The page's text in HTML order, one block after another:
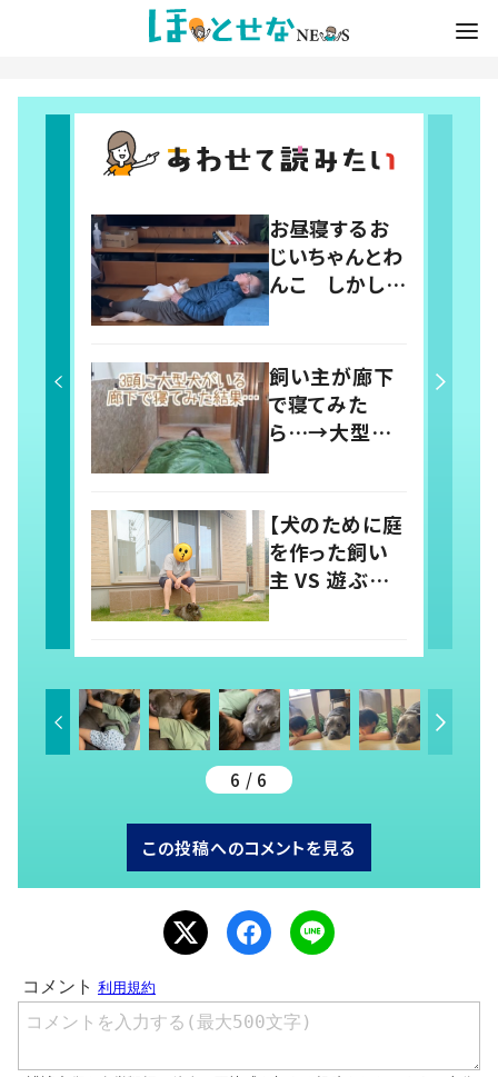
お昼寝するお
じいちゃんとわ
んこ しかしよ
う」「ラブリーす
ぎ」の声
飼い主が廊下
で寝てみた
ら…→大型犬
たちによって廊
「羨ましい」「幸
せそう」の声
【犬のために庭
を作った飼い
主 VS 遊ぶ気
のない犬】シュ
21.1万いい
ね！？「犬の強
い意志を感じ
る」
6 / 6
この投稿へのコメントを見る